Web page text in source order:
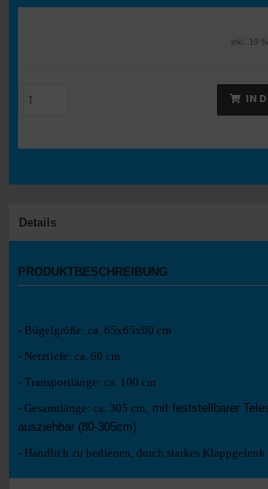
inkl. 19
IN
Details
PRODUKTBESCHREIBUNG
- Bügelgröße: ca. 65x65x60 cm
- Netztiefe: ca. 60 cm
- Transportlänge: ca. 100 cm
- Gesamtlänge: ca. 305 cm, mit feststellbarer
ausziehbar (80-305cm)
- Handlich zu bedienen, durch starkes Klappgelenk